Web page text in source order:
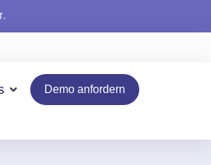
Demo anfordern